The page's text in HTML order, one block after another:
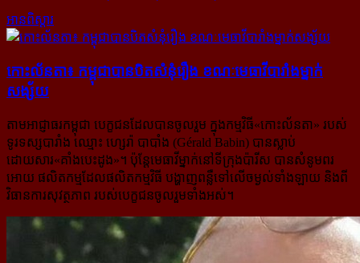
អានពិស្ដារ
កោះល័នតា៖ កម្ពុជា​បាន​បិត​សំនុំ​រឿង ខណៈ​មេធាវី​បារាំង​ម្នាក់​​
សង្ស័យ
តាមអាជ្ញាធរកម្ពុជា បេក្ខជនដែលបានចូលរួម ក្នុងកម្មវិធី«កោះល័នតា» របស់
ទូរទស្សបារាំង ឈ្មោះ ហ្សេរ៉ា បាបាំង (Gérald Babin) បានស្លាប់
ដោយសារ«គាំងបេះដូង»។ ប៉ុន្តែមេធាវីម្នាក់នៅទីក្រុងប៉ារីស បានសំនូមពរ
អោយ ផលិតកម្ម​ដែល​ផលិតកម្មវិធី បង្ហាញពន្លឺទៅលើចម្ងល់ទាំងឡាយ និងពី
វិធានការសុវត្ថភាព របស់បេក្ខជនចូលរួមទាំងអស់។